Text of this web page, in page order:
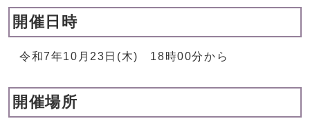
開催日時
令和7年10月23日(木) 18時00分から
開催場所